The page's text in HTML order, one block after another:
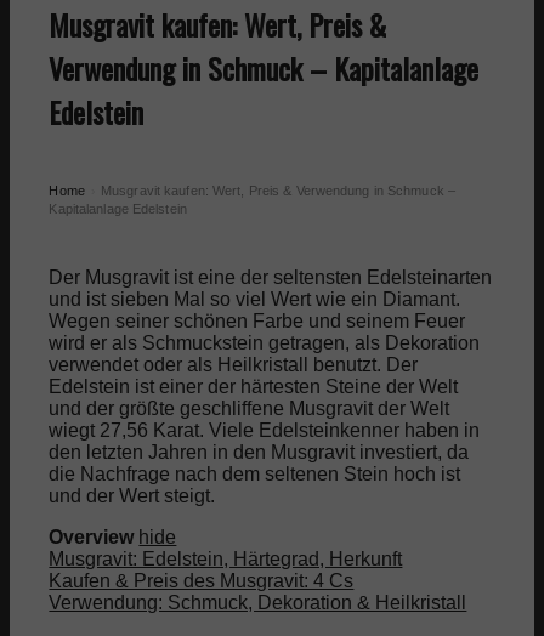
Menü Menü
Musgravit kaufen: Wert, Preis &
Verwendung in Schmuck – Kapitalanlage
Edelstein
Home
Musgravit kaufen: Wert, Preis & Verwendung in Schmuck –
Kapitalanlage Edelstein
Der Musgravit ist eine der seltensten Edelsteinarten
und ist sieben Mal so viel Wert wie ein Diamant.
Wegen seiner schönen Farbe und seinem Feuer
wird er als Schmuckstein getragen, als Dekoration
verwendet oder als Heilkristall benutzt. Der
Edelstein ist einer der härtesten Steine der Welt
und der größte geschliffene Musgravit der Welt
wiegt 27,56 Karat. Viele Edelsteinkenner haben in
den letzten Jahren in den Musgravit investiert, da
die Nachfrage nach dem seltenen Stein hoch ist
und der Wert steigt.
Overview hide
Musgravit: Edelstein, Härtegrad, Herkunft
Kaufen & Preis des Musgravit: 4 Cs
Verwendung: Schmuck, Dekoration & Heilkristall